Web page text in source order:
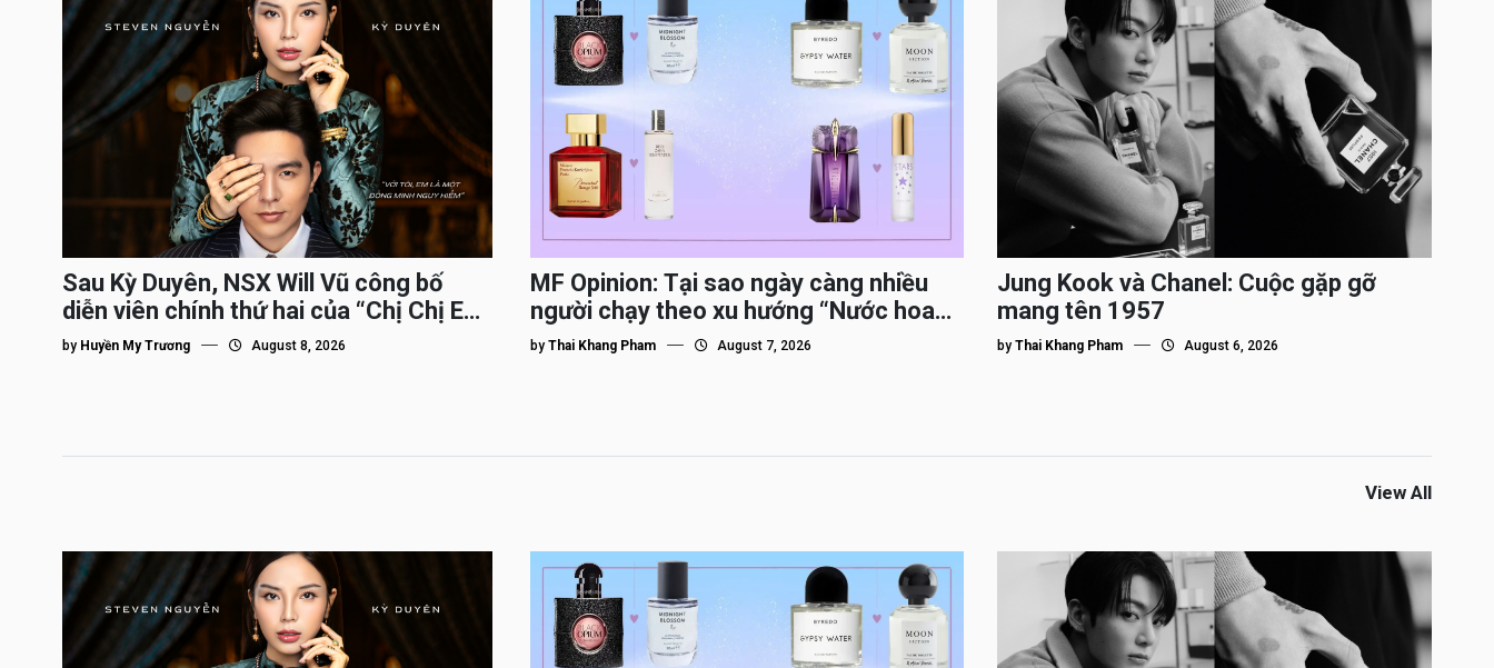
Sau Kỳ Duyên, NSX Will Vũ công bố
diễn viên chính thứ hai của “Chị Chị Em
Em 3″
by Huyền My Trương August 8, 2026
MF Opinion: Tại sao ngày càng nhiều
người chạy theo xu hướng “Nước hoa
Dupe”?
by Thai Khang Pham August 7, 2026
Jung Kook và Chanel: Cuộc gặp gỡ
mang tên 1957
byThai Khang Pham August 6, 2026
View All